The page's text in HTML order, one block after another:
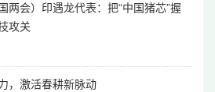
两会）印遇龙代表：把“中国猪芯”握
攻关
，激活春耕新脉动